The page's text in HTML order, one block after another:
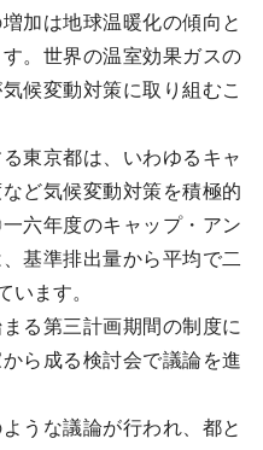
加は地球温暖化の傾向と
。世界の温室効果ガスの
候変動対策に取り組むこ
東京都は、いわゆるキャ
ど気候変動対策を積極的
六年度のキャップ・アン
基準排出量から平均で二
います。
る第三計画期間の制度に
ら成る検討会で議論を進
うな議論が行われ、都と